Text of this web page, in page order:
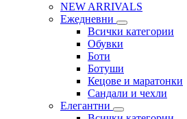
NEW ARRIVALS
Ежедневни
Всички категории
Обувки
Боти
Ботуши
Кецове и маратонки
Сандали и чехли
Елегантни